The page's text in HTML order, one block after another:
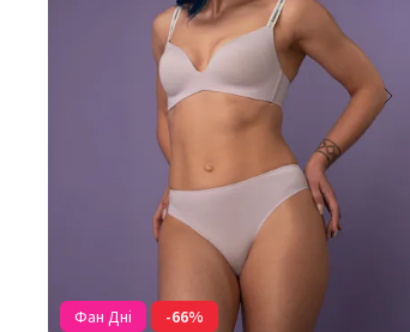
Фан Дні -66%